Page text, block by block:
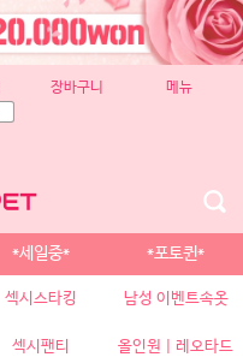
장바구니 메뉴
*세일중* *포토퀸*
섹시스타킹 남성 이벤트속옷
섹시팬티 올인원 | 레오타드